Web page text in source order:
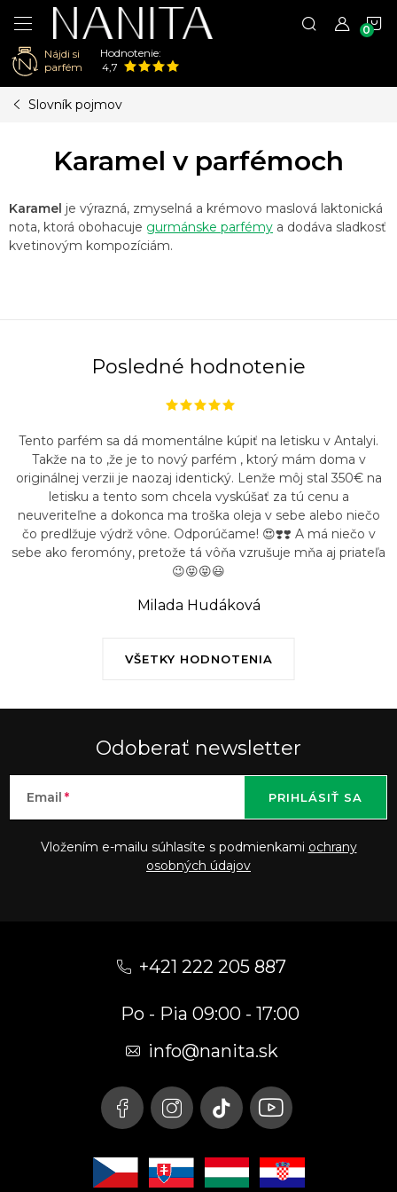
Nájdi si
parfém
Hodnotenie:
4,7
Slovník pojmov
Karamel v parfémoch
Karamel je výrazná, zmyselná a krémovo maslová laktonická
nota, ktorá obohacuje gurmánske parfémy a dodáva sladkosť
kvetinovým kompozíciám.
Posledné hodnotenie
VŠETKY HODNOTENIA
Tento parfém sa dá momentálne kúpiť na letisku v Antalyi.
Takže na to ,že je to nový parfém , ktorý mám doma v
originálnej verzii je naozaj identický. Lenže môj stal 350€ na
letisku a tento som chcela vyskúšať za tú cenu a
neuveriteľne a dokonca ma troška oleja v sebe alebo niečo
čo predlžuje výdrž vône. Odporúčame! 😍❣️❣️ A má niečo v
sebe ako feromóny, pretože tá vôňa vzrušuje mňa aj priateľa
😉😝😝😃
Milada Hudáková
Odoberať newsletter
Email
Vložením e-mailu súhlasíte s podmienkami ochrany
osobných údajov
PRIHLÁSIŤ SA
+421 222 205 887
Po - Pia 09:00 - 17:00
info@nanita.sk